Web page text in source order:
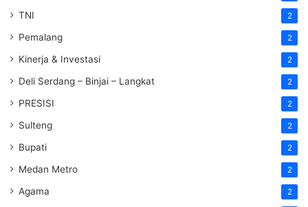
TNI 2
Pemalang 2
Kinerja & Investasi 2
Deli Serdang – Binjai – Langkat 2
PRESISI 2
Sulteng 2
Bupati 2
Medan Metro 2
Agama 2